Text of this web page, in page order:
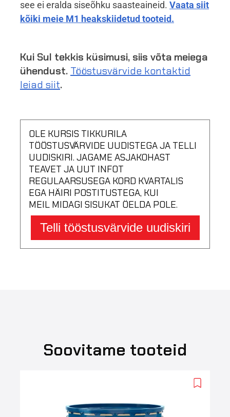
see ei eralda siseõhku saasteaineid. Vaata siit
kõiki meie M1 heakskiidetud tooteid.
Kui Sul tekkis küsimusi, siis võta meiega
ühendust. Tööstusvärvide kontaktid
leiad siit.
OLE KURSIS TIKKURILA
TÖÖSTUSVÄRVIDE UUDISTEGA JA TELLI
UUDISKIRI. JAGAME ASJAKOHAST
TEAVET JA UUT INFOT
REGULAARSUSEGA KORD KVARTALIS
EGA HÄIRI POSTITUSTEGA, KUI
MEIL MIDAGI SISUKAT ÖELDA POLE.
Telli tööstusvärvide uudiskiri
Soovitame tooteid
Add